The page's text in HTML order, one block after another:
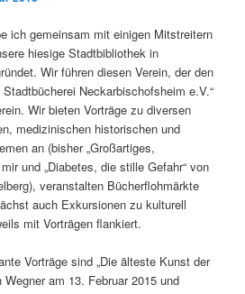
ich gemeinsam mit einigen Mitstreitern
hiesige Stadtbibliothek in
Wir führen diesen Verein, der den
Neckarbischofsheim e.V.“
Wir bieten Vorträge zu diversen
medizinischen historischen und
an (bisher „Großartiges,
und „Diabetes, die stille Gefahr“ von
veranstalten Bücherflohmärkte
auch Exkursionen zu kulturell
mit Vorträgen flankiert.
Vorträge sind „Die älteste Kunst der
am 13. Februar 2015 und